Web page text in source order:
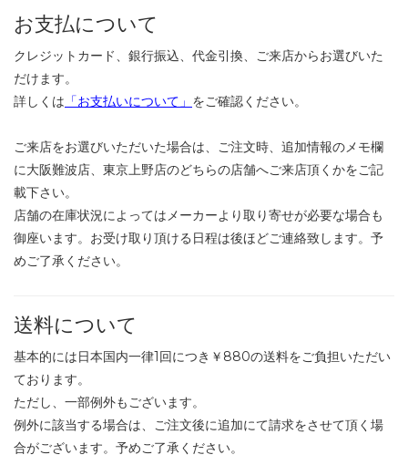
お支払について
クレジットカード、銀行振込、代金引換、ご来店からお選びいた
だけます。
詳しくは 「お支払いについて」 をご確認ください。
ご来店をお選びいただいた場合は、ご注文時、追加情報のメモ欄
に大阪難波店、東京上野店のどちらの店舗へご来店頂くかをご記
載下さい。
店舗の在庫状況によってはメーカーより取り寄せが必要な場合も
御座います。お受け取り頂ける日程は後ほどご連絡致します。予
めご了承ください。
送料について
基本的には日本国内一律1回につき￥880の送料をご負担いただい
ております。
ただし、一部例外もございます。
例外に該当する場合は、ご注文後に追加にて請求をさせて頂く場
合がございます。予めご了承ください。